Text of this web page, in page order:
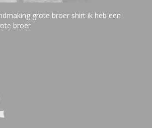
grote broer shirt ik heb een
broer